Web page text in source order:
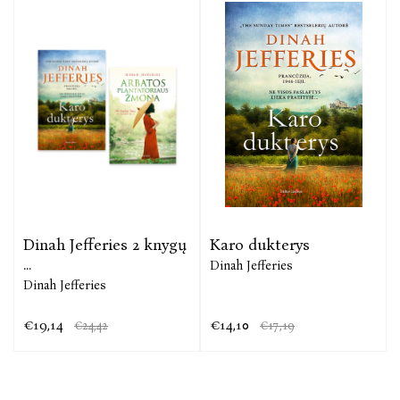
Dinah Jefferies 2 knygų
...
Dinah Jefferies
€19,14 €24,42
Karo dukterys
Dinah Jefferies
€14,10 €17,19